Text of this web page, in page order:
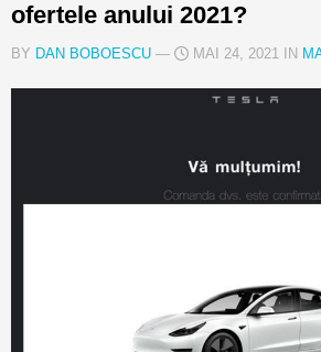
ofertele anului 2021?
BY DAN BOBOESCU — MAI 24, 2021 IN